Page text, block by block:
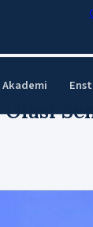
Akademi